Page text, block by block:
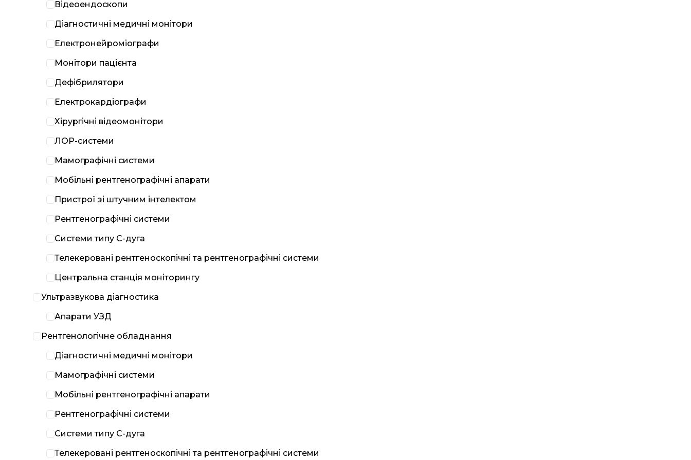
Відеоендоскопи
Діагностичні медичні монітори
Електронейроміографи
Монітори пацієнта
Дефібрилятори
Електрокардіографи
Хірургічні відеомонітори
ЛОР-системи
Мамографічні системи
Мобільні рентгенографічні апарати
Пристрої зі штучним інтелектом
Рентгенографічні системи
Системи типу С-дуга
Телекеровані рентгеноскопічні та рентгенографічні системи
Центральна станція моніторингу
Ультразвукова діагностика
Апарати УЗД
Рентгенологічне обладнання
Діагностичні медичні монітори
Мамографічні системи
Мобільні рентгенографічні апарати
Рентгенографічні системи
Системи типу С-дуга
Телекеровані рентгеноскопічні та рентгенографічні системи